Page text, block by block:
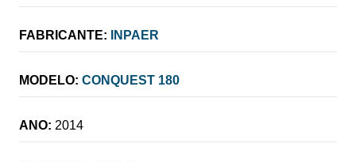
FABRICANTE: INPAER
MODELO: CONQUEST 180
ANO: 2014